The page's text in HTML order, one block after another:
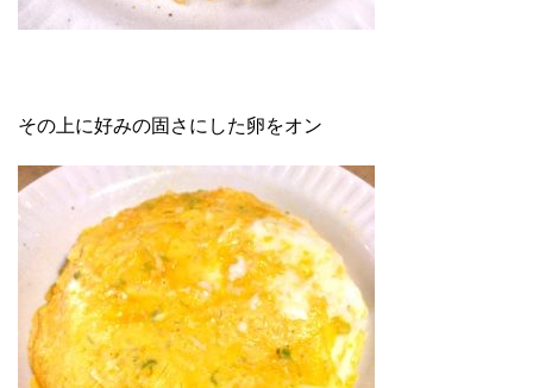
その上に好みの固さにした卵をオン